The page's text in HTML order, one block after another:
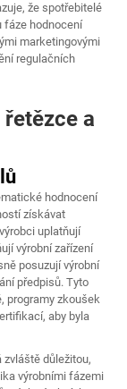
že spotřebitelé
fáze hodnocení
marketingovými
regulačních
a
hodnocení
získávat
uplatňují
výrobní zařízení
posuzují výrobní
předpisů. Tyto
programy zkoušek
aby byla
důležitou,
výrobními fázemi